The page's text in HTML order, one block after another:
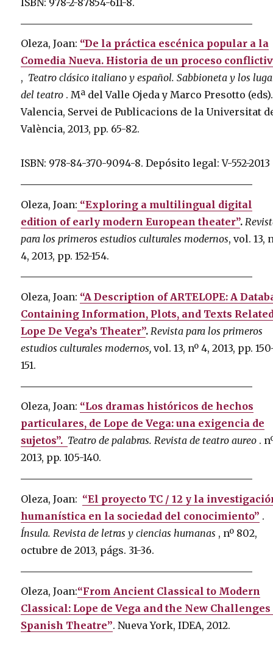
Oleza, Joan: “De la práctica escénica popular a la
Comedia Nueva. Historia de un proceso
, Teatro clásico italiano y español.Sabbioneta y los
del teatro .Mª del Valle Ojeda y Marco Presotto (eds).
Valencia, Servei de Publicacions de la Universitat
València, 2013, pp. 65-82.
ISBN: 978-84-370-9094-8.Depósito legal: V-552-2013
Oleza, Joan: “Exploring a multilingual digital
edition of early modern European theater”.
para los primeros estudios culturales modernos, vol.13,
4, 2013, pp. 152-154.
Oleza, Joan: “A Description of ARTELOPE: A
Containing Information, Plots, and Texts
Lope De Vega’s Theater”.Revista para los primeros
estudios culturales modernos, vol.13, nº 4, 2013, pp.
151.
Oleza, Joan: “Los dramas históricos de hechos
particulares, de Lope de Vega: una exigencia de
sujetos”. Teatro de palabras.Revista de teatro aureo .
2013, pp. 105-140.
Oleza, Joan: “El proyecto TC / 12 y la
humanística en la sociedad del conocimiento” .
Ínsula. Revista de letras y ciencias humanas , nº 802,
octubre de 2013, págs. 31-36.
Oleza, Joan:“From Ancient Classical to Modern
Classical: Lope de Vega and the New
Spanish Theatre”.Nueva York, IDEA, 2012.